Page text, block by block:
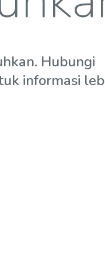
Hubungi
informasi